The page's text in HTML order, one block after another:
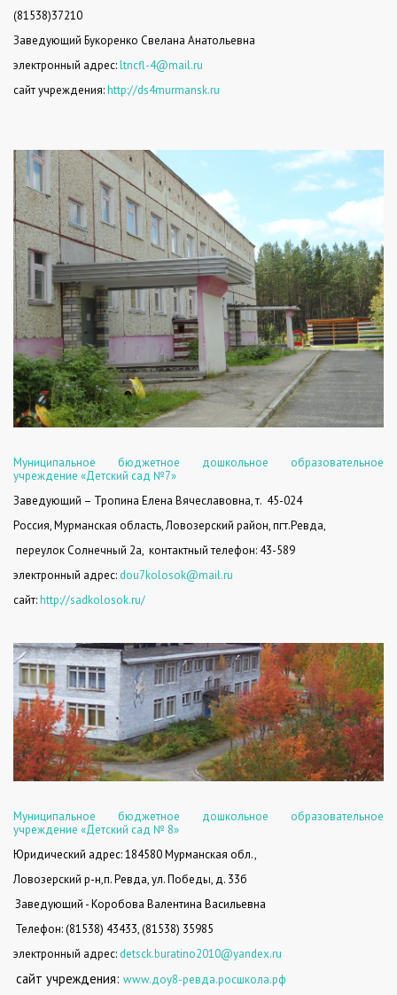
(81538)37210
Заведующий Букоренко Свелана Анатольевна
электронный адрес:ltncfl-4@mail.ru
сайт учреждения:http://ds4murmansk.ru
Муниципальное бюджетное дошкольное образовательное
учреждение «Детский сад №7»
Заведующий – Тропина Елена Вячеславовна, т. 45-024
Россия, Мурманская область, Ловозерский район, пгт.Ревда,
переулок Солнечный 2а, контактный телефон: 43-589
электронный адрес: dou7kolosok@mail.ru
сайт:http://sadkolosok.ru/
Муниципальное бюджетное дошкольное образовательное
учреждение «Детский сад № 8»
Юридический адрес:184580 Мурманская обл.,
Ловозерский р-н,п. Ревда, ул. Победы, д. 33б
Заведующий - Коробова Валентина Васильевна
Телефон:(81538) 43433, (81538) 35985
электронный адрес: detsck.buratino2010@yandex.ru
сайт учреждения: www.доу8-ревда.росшкола.рф